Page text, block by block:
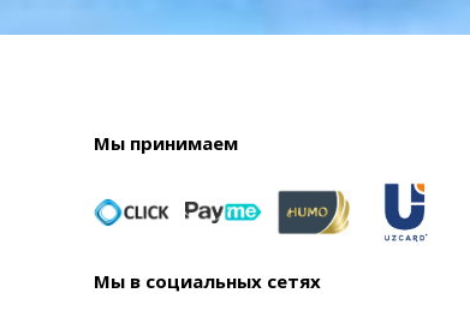
Мы принимаем
Мы в социальных сетях